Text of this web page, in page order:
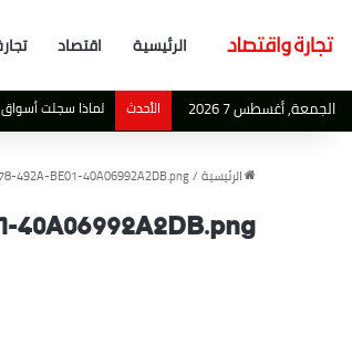
الرئيسية اقتصاد
الجمعة, أغسطس 7 2026 الأحدث لماذا سجلت أسواق المال
الرئيسية /
492A-BE01-40A06992A2DB.png
40A06992A2DB.png